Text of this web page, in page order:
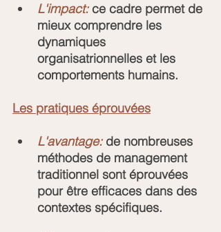
L'impact: ce cadre permet de
mieux comprendre les
dynamiques
organisatrionnelles et les
comportements humains.
Les pratiques éprouvées
L'avantage: de nombreuses
méthodes de management
traditionnel sont éprouvées
pour être efficaces dans des
contextes spécifiques.